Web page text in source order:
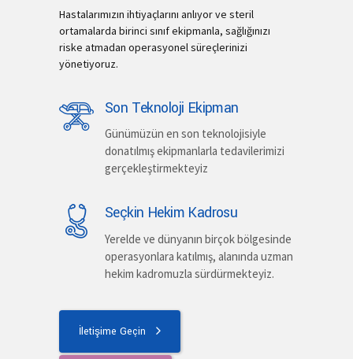
Hastalarımızın ihtiyaçlarını anlıyor ve steril
ortamalarda birinci sınıf ekipmanla, sağlığınızı
riske atmadan operasyonel süreçlerinizi
yönetiyoruz.
Son Teknoloji Ekipman
Günümüzün en son teknolojisiyle
donatılmış ekipmanlarla tedavilerimizi
gerçekleştirmekteyiz
Seçkin Hekim Kadrosu
Yerelde ve dünyanın birçok bölgesinde
operasyonlara katılmış, alanında uzman
hekim kadromuzla sürdürmekteyiz.
İletişime Geçin